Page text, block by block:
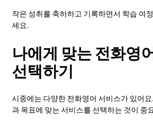
작은 성취를 축하하고 기록하면서 학습 여
세요.
나에게 맞는 전화영
선택하기
시중에는 다양한 전화영어 서비스가 있어
과 목표에 맞는 서비스를 선택하는 것이 중